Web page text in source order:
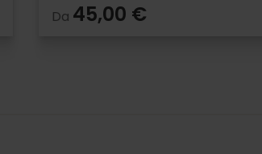
Da 45,00 €